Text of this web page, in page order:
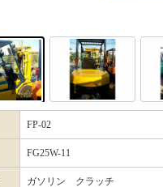
FP-02
FG25W-11
ガソリン クラッチ